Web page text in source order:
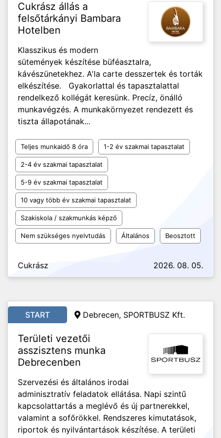
Cukrász állás a
felsőtárkányi Bambara
Hotelben
Klasszikus és modern
sütemények készítése büféasztalra,
kávészünetekhez. A'la carte desszertek és torták
elkészítése. Gyakorlattal és tapasztalattal
rendelkező kollégát keresünk. Precíz, önálló
munkavégzés. A munkakörnyezet rendezett és
tiszta állapotának...
Teljes munkaidő 8 óra 1-2 év szakmai tapasztalat
2-4 év szakmai tapasztalat
5-9 év szakmai tapasztalat
10 vagy több év szakmai tapasztalat
Szakiskola / szakmunkás képző
Nem szükséges nyelvtudás Általános Beosztott
Cukrász 2026. 08. 05.
START Debrecen, SPORTBUSZ Kft.
Területi vezetői
asszisztens munka
Debrecenben
Szervezési és általános irodai
adminisztratív feladatok ellátása. Napi szintű
kapcsolattartás a meglévő és új partnerekkel,
valamint a sofőrökkel. Rendszeres kimutatások,
riportok és nyilvántartások készítése. A területi